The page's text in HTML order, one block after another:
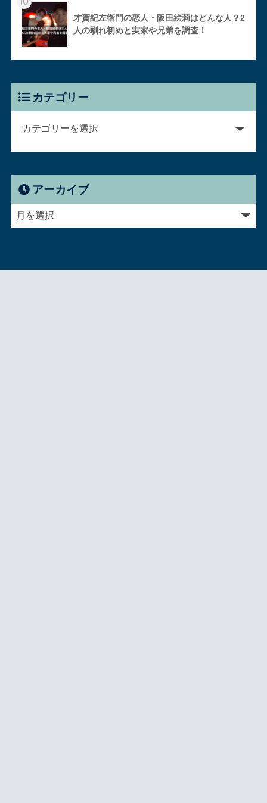
才賀紀左衛門の恋人・阪田絵莉はどんな人？2
人の馴れ初めと実家や兄弟を調査！
カテゴリー
アーカイブ